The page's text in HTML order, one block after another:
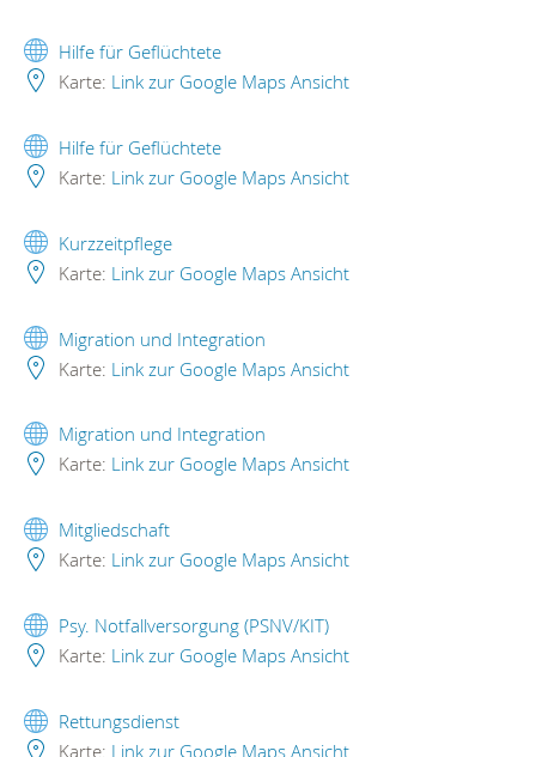
Hilfe für Geflüchtete
Karte: Link zur Google Maps Ansicht
Hilfe für Geflüchtete
Karte: Link zur Google Maps Ansicht
Kurzzeitpflege
Karte: Link zur Google Maps Ansicht
Migration und Integration
Karte: Link zur Google Maps Ansicht
Migration und Integration
Karte: Link zur Google Maps Ansicht
Mitgliedschaft
Karte: Link zur Google Maps Ansicht
Psy. Notfallversorgung (PSNV/KIT)
Karte: Link zur Google Maps Ansicht
Rettungsdienst
Karte: Link zur Google Maps Ansicht